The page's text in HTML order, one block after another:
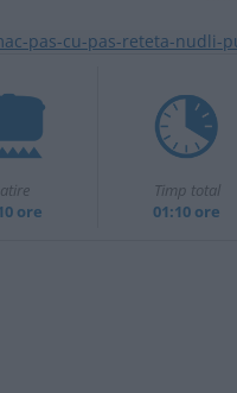
ore
Timp total
01:10 ore